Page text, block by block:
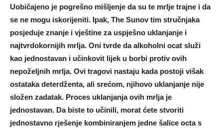
Uobičajeno je pogrešno mišljenje da su te mrlje trajne i da
se ne mogu iskorijeniti. Ipak, The Sunov tim stručnjaka
posjeduje znanje i vještine za uspješno uklanjanje i
najtvrdokornijih mrlja. Oni tvrde da alkoholni ocat služi
kao jednostavan i učinkovit lijek u borbi protiv ovih
nepoželjnih mrlja. Ovi tragovi nastaju kada postoji višak
ostataka deterdženta, ali srećom, njihovo uklanjanje nije
složen zadatak. Proces uklanjanja ovih mrlja je
jednostavan. Da biste to učinili, morat ćete stvoriti
jednostavno rješenje kombiniranjem jedne šalice octa s